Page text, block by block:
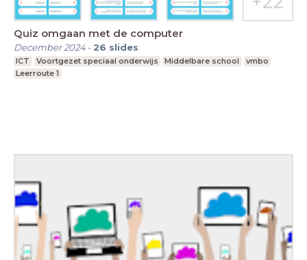
Quiz omgaan met de computer
December 2024- 26 slides
ICT Voortgezet speciaal onderwijs Middelbare school
vmbo
Leerroute 1